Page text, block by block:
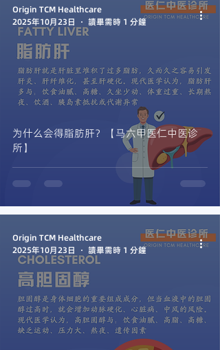
为什么会得脂肪肝？【马六甲医仁中医诊
所】
Origin TCM Healthcare
2025年10月23日
讀畢需時 1 分鐘
Origin TCM Healthcare
2025年10月23日
讀畢需時 1 分鐘